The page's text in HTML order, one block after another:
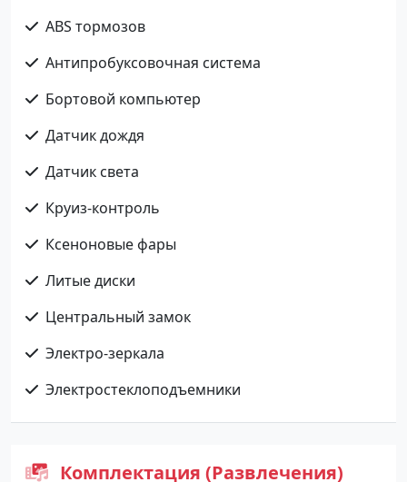
ABS тормозов
Антипробуксовочная система
Бортовой компьютер
Датчик дождя
Датчик света
Круиз-контроль
Ксеноновые фары
Литые диски
Центральный замок
Электро-зеркала
Электростеклоподъемники
Комплектация (Развлечения)